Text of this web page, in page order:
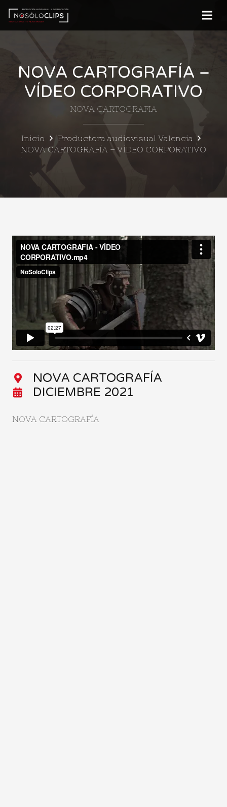
NOVA CARTOGRAFÍA –
VÍDEO CORPORATIVO
NOVA CARTOGRAFIA
Inicio
Productora audiovisual Valencia
NOVA CARTOGRAFÍA – VÍDEO CORPORATIVO
NOVA CARTOGRAFÍA
DICIEMBRE 2021
NOVA CARTOGRAFÍA